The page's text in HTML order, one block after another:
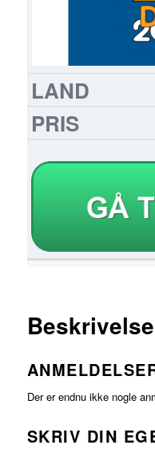
Beskrivelse
Der er endnu ikke nogle
SKRIV DIN